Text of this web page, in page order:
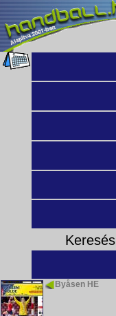
Keresés
Byåsen HE